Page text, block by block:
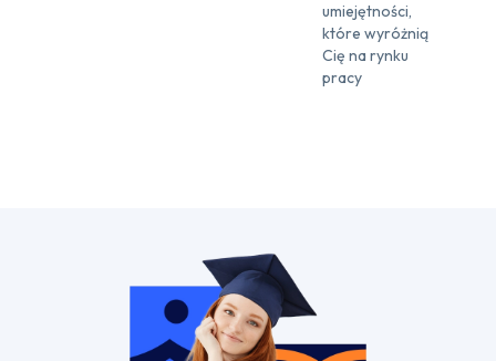
umiejętności,
które wyróżnią
Cię na rynku
pracy